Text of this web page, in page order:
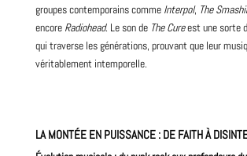
groupes contemporains comme Interpol, The
encore Radiohead. Le son de The Cureest une sorte
qui traverse les générations, prouvant que leur
véritablement intemporelle.
LA MONTÉE EN PUISSANCE : DE FAITH À